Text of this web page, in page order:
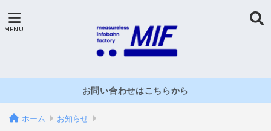
お問い合わせはこちらから
ホーム お知らせ